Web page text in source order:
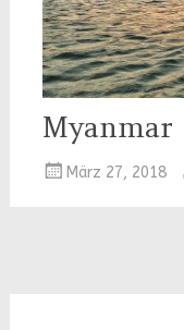
Myanmar
März 27, 2018